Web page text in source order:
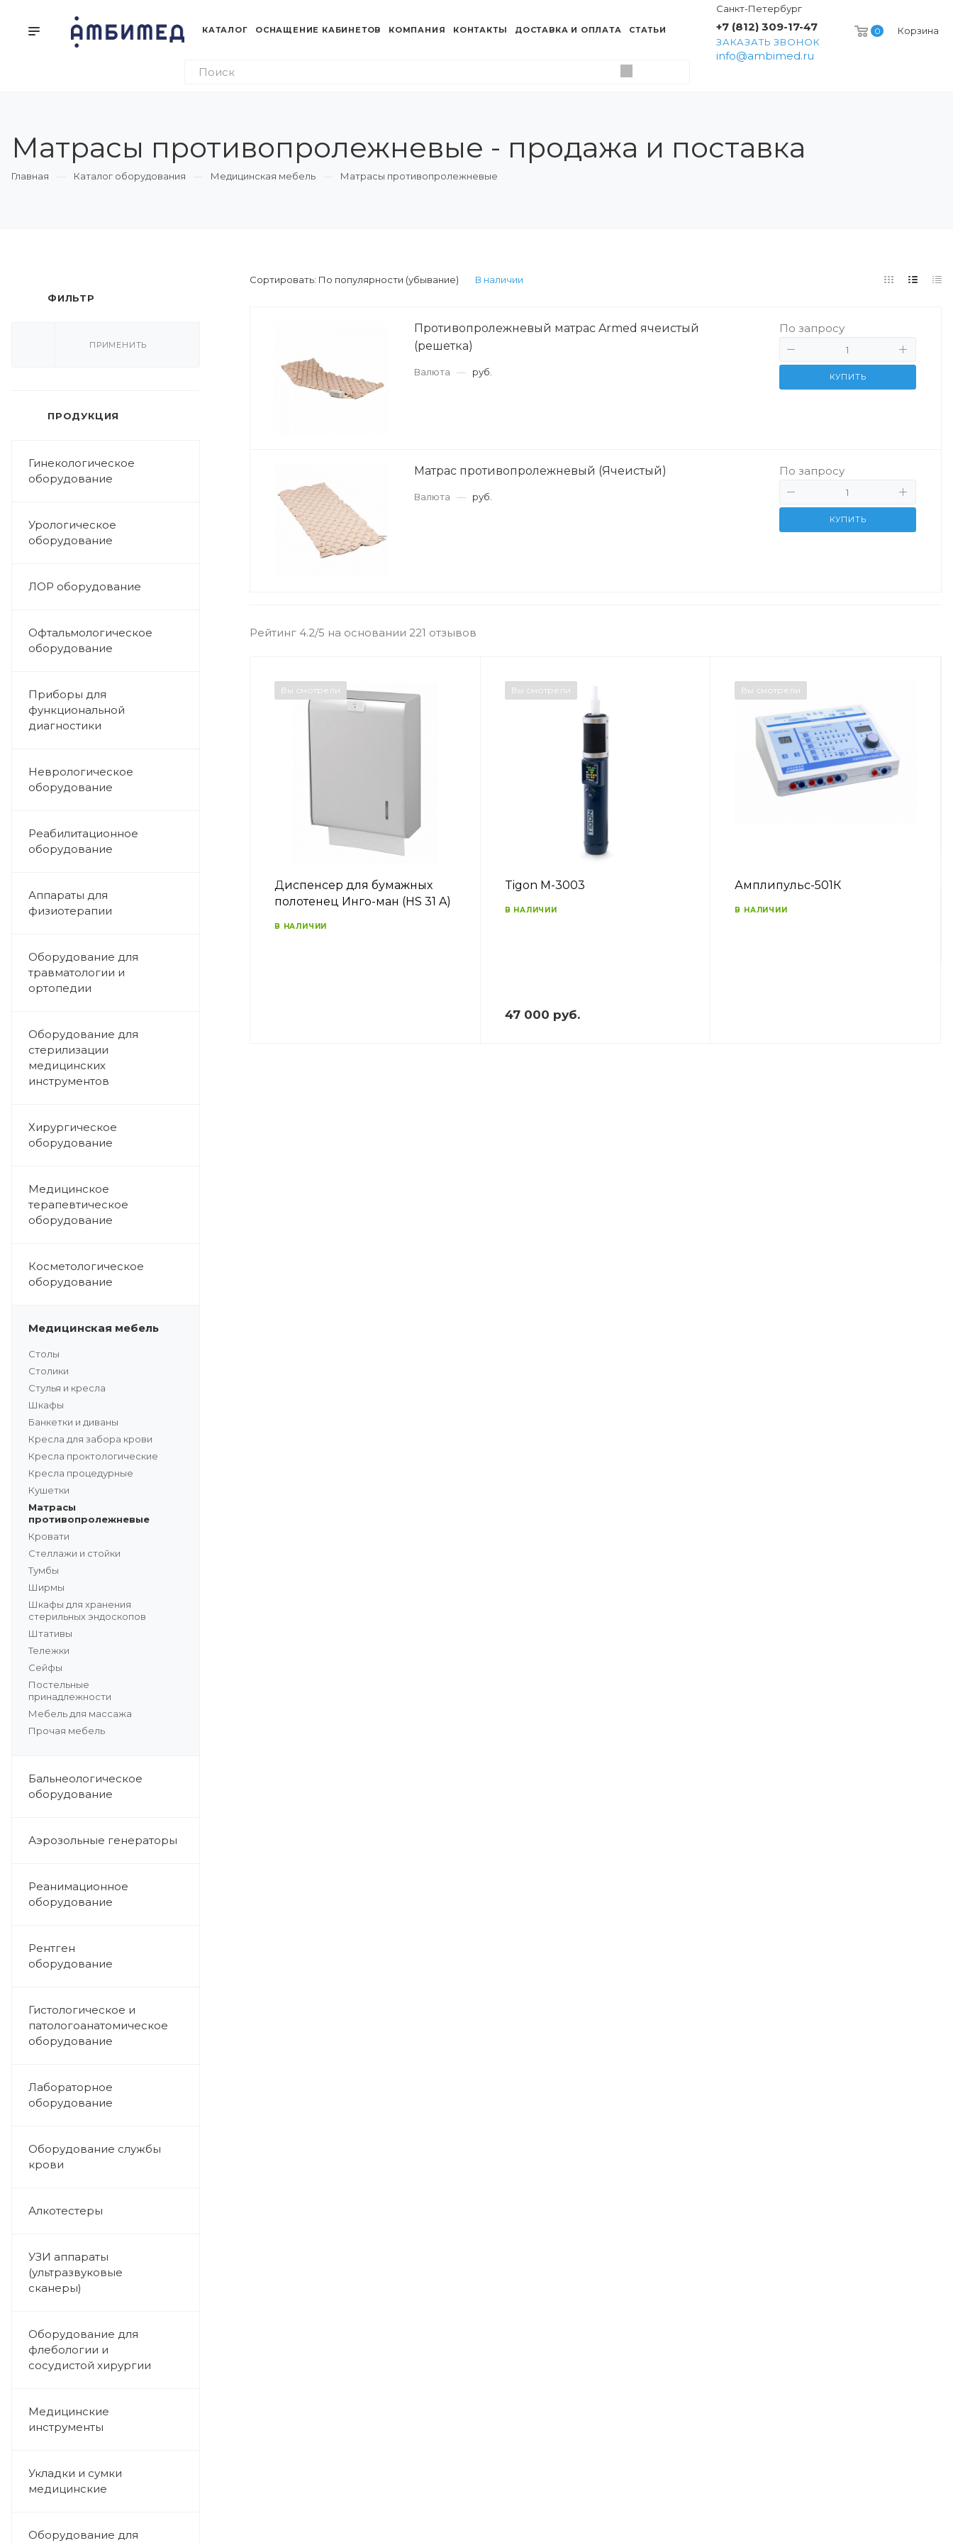
0 Корзина
Санкт-Петербург
+7 (812) 309-17-47
ЗАКАЗАТЬ ЗВОНОК
info@ambimed.ru
КАТАЛОГ ОСНАЩЕНИЕ КАБИНЕТОВ КОМПАНИЯ КОНТАКТЫ ДОСТАВКА И ОПЛАТА СТАТЬИ
Матрасы противопролежневые - продажа и поставка
Главная Каталог оборудования Медицинская мебель Матрасы противопролежневые
ФИЛЬТР
ПРИМЕНИТЬ
ПРОДУКЦИЯ
Гинекологическое
оборудование
Урологическое
оборудование
ЛОР оборудование
Офтальмологическое
оборудование
Приборы для
функциональной
диагностики
Неврологическое
оборудование
Реабилитационное
оборудование
Аппараты для
физиотерапии
Оборудование для
травматологии и
ортопедии
Оборудование для
стерилизации
медицинских
инструментов
Хирургическое
оборудование
Медицинское
терапевтическое
оборудование
Косметологическое
оборудование
Медицинская мебель
Столы
Столики
Стулья и кресла
Шкафы
Банкетки и диваны
Кресла для забора крови
Кресла проктологические
Кресла процедурные
Кушетки
Матрасы
противопролежневые
Кровати
Стеллажи и стойки
Тумбы
Ширмы
Шкафы для хранения
стерильных эндоскопов
Штативы
Тележки
Сейфы
Постельные
принадлежности
Мебель для массажа
Прочая мебель
Бальнеологическое
оборудование
Аэрозольные генераторы
Реанимационное
оборудование
Рентген
оборудование
Гистологическое и
патологоанатомическое
оборудование
Лабораторное
оборудование
Оборудование службы
крови
Алкотестеры
УЗИ аппараты
(ультразвуковые
сканеры)
Оборудование для
флебологии и
сосудистой хирургии
Медицинские
инструменты
Укладки и сумки
медицинские
Оборудование для
Сортировать: По популярности (убывание) В наличии
Противопролежневый матрас Armed ячеистый
(решетка)
Валюта — руб.
По запросу
КУПИТЬ
Матрас противопролежневый (Ячеистый)
Валюта — руб.
По запросу
КУПИТЬ
Рейтинг 4.2/5 на основании 221 отзывов
Вы смотрели
Диспенсер для бумажных
полотенец Инго-ман (HS 31 A)
В НАЛИЧИИ
Вы смотрели
Tigon M-3003
В НАЛИЧИИ
47 000 руб.
Вы смотрели
Амплипульс-501К
В НАЛИЧИИ